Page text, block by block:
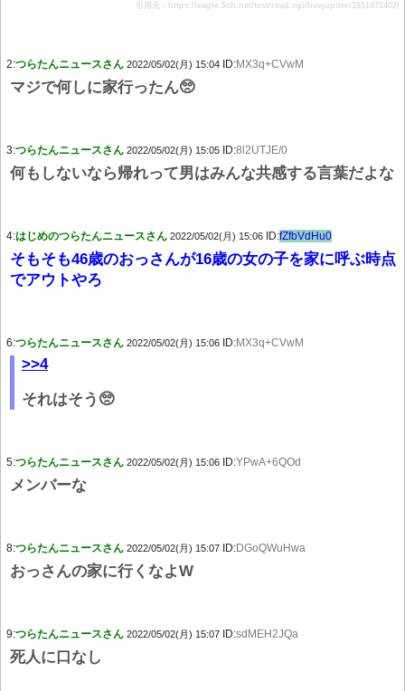
引用元：https://eagle.5ch.net/test/read.cgi/livejupiter/1651471402/
2:つらたんニュースさん 2022/05/02(月) 15:04 ID:MX3q+CVwM
マジで何しに家行ったん🥺
3:つらたんニュースさん 2022/05/02(月) 15:05 ID:8l2UTJE/0
何もしないなら帰れって男はみんな共感する言葉だよな
4:はじめのつらたんニュースさん 2022/05/02(月) 15:06 ID:fZfbVdHu0
そもそも46歳のおっさんが16歳の女の子を家に呼ぶ時点
でアウトやろ
6:つらたんニュースさん 2022/05/02(月) 15:06 ID:MX3q+CVwM
>>4
それはそう🥺
5:つらたんニュースさん 2022/05/02(月) 15:06 ID:YPwA+6QOd
メンバーな
8:つらたんニュースさん 2022/05/02(月) 15:07 ID:DGoQWuHwa
おっさんの家に行くなよW
9:つらたんニュースさん 2022/05/02(月) 15:07 ID:sdMEH2JQa
死人に口なし